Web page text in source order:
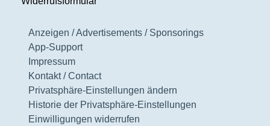
Anzeigen / Advertisements / Sponsorings
App-Support
Impressum
Kontakt / Contact
Privatsphäre-Einstellungen ändern
Historie der Privatsphäre-Einstellungen
Einwilligungen widerrufen